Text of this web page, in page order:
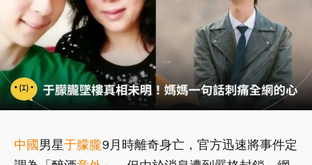
中國男星于朦朧9月時離奇身亡，官方迅速將事件定